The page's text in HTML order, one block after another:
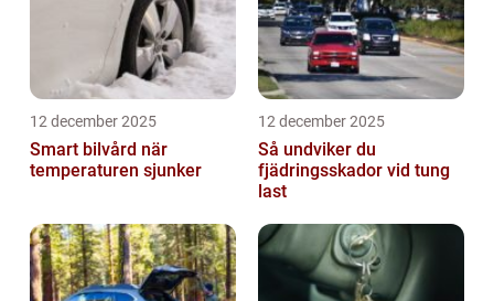
12 december 2025
Smart bilvård när
temperaturen sjunker
12 december 2025
Så undviker du
fjädringsskador vid tung
last